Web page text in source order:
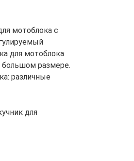
мотоблока с
для мотоблока
большом размере.
различные
для